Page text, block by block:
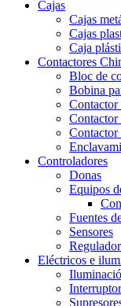
Cajas
Cajas
Cajas
Caja
Contactores
Bloc de
Bobina
Contactor
Contactor
Controladores
Donas
Equipos
Fuentes
Sensores
Eléctricos e